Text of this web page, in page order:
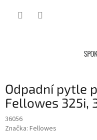
Odpadní pytle
Fellowes 325i,
36056
Značka: Fellowes